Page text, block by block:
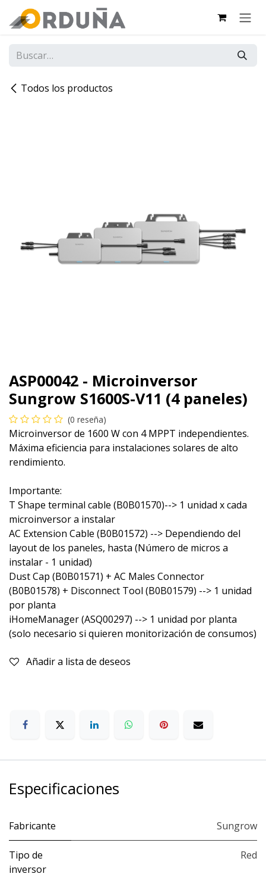
Todos los productos
ASP00042 - Microinversor
Sungrow S1600S-V11 (4 paneles)
(0 reseña)
Microinversor de 1600 W con 4 MPPT independientes.
Máxima eficiencia para instalaciones solares de alto
rendimiento.
Importante:
T Shape terminal cable (B0B01570)--> 1 unidad x cada
microinversor a instalar
AC Extension Cable (B0B01572) --> Dependiendo del
layout de los paneles, hasta (Número de micros a
instalar - 1 unidad)
Dust Cap (B0B01571) + AC Males Connector
(B0B01578) + Disconnect Tool (B0B01579) --> 1 unidad
por planta
iHomeManager (ASQ00297) --> 1 unidad por planta
(solo necesario si quieren monitorización de consumos)
Añadir a lista de deseos
Especificaciones
Fabricante Sungrow
Tipo de
inversor
Red